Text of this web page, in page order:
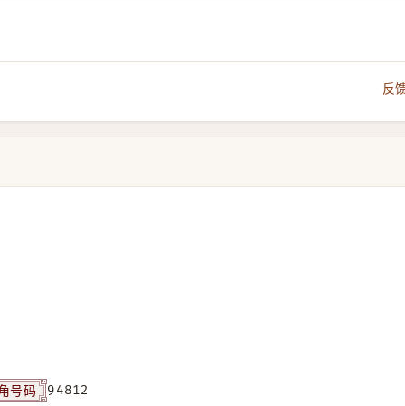
反
号码 94812